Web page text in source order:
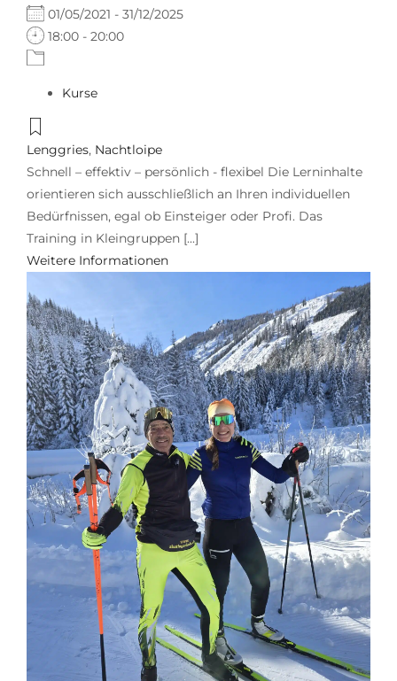
01/05/2021 - 31/12/2025
18:00 - 20:00
Kurse
Lenggries, Nachtloipe
Schnell – effektiv – persönlich - flexibel Die Lerninhalte
orientieren sich ausschließlich an Ihren individuellen
Bedürfnissen, egal ob Einsteiger oder Profi. Das
Training in Kleingruppen [...]
Weitere Informationen